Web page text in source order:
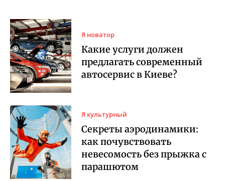
Я новатор
Какие услуги должен
предлагать современный
автосервис в Киеве?
Я культурный
Секреты аэродинамики:
как почувствовать
невесомость без прыжка с
парашютом